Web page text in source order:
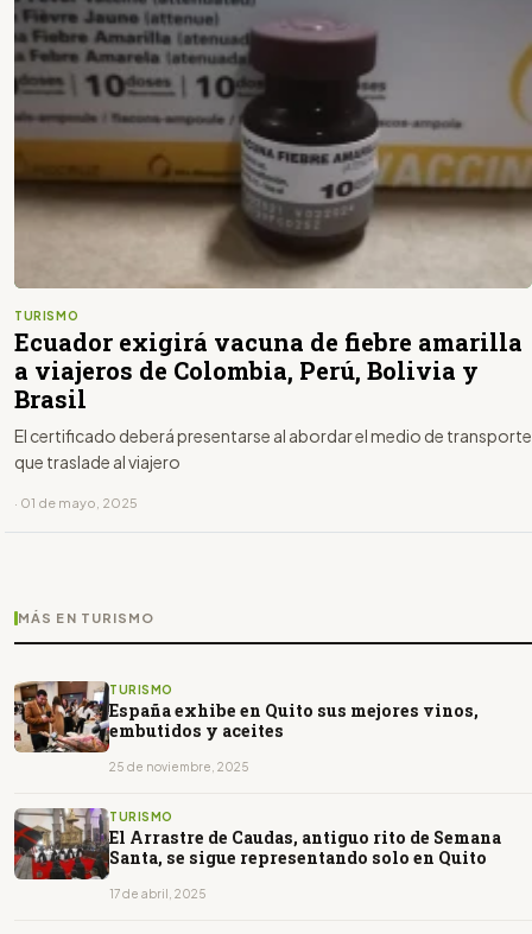
TURISMO
Ecuador exigirá vacuna de fiebre amarilla
a viajeros de Colombia, Perú, Bolivia y
Brasil
El certificado deberá presentarse al abordar el medio de transporte
que traslade al viajero
· 01 de mayo, 2025
MÁS EN TURISMO
TURISMO
España exhibe en Quito sus mejores vinos,
embutidos y aceites
25 de noviembre, 2025
TURISMO
El Arrastre de Caudas, antiguo rito de Semana
Santa, se sigue representando solo en Quito
17 de abril, 2025